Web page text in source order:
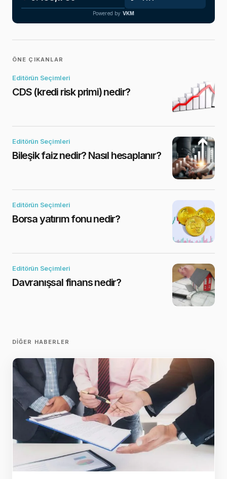
Powered by VKM
ÖNE ÇIKANLAR
Editörün Seçimleri
CDS (kredi risk primi) nedir?
Editörün Seçimleri
Bileşik faiz nedir? Nasıl hesaplanır?
Editörün Seçimleri
Borsa yatırım fonu nedir?
Editörün Seçimleri
Davranışsal finans nedir?
DIĞER HABERLER